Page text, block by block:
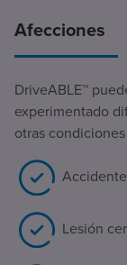
Afecciones
DriveABLE™
experimentado
otras
Lesión